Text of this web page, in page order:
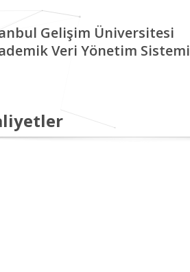
Gelişim Üniversitesi
Veri Yönetim Sistemi